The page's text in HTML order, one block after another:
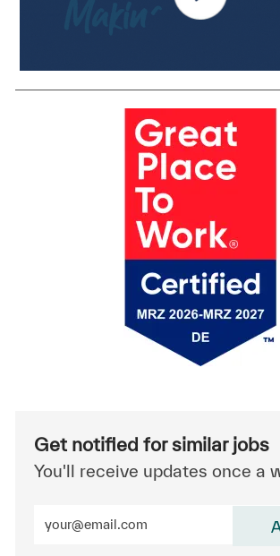
Get notified for similar jobs
You'll receive updates once a